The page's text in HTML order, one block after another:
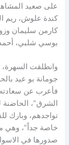
على صعيد
كندة علوش، ريم
كارمن سليمان
بوسي شلبي، أحمد
وانطلقت
جومانة بو عيد
فأعرب عن سعادته
الشرق”، الحاضنة
تواجدهم، وبارك
خاصة جداً”، وهي
صدورها في